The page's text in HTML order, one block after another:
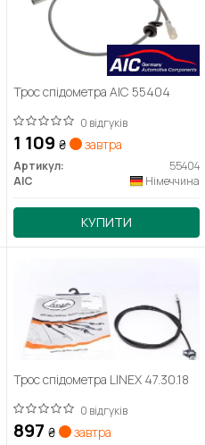
Трос спідометра AIC 55404
0 відгуків
1 109 ₴ завтра
Артикул:
55404
AIC
Німеччина
КУПИТИ
Трос спідометра LINEX 47.30.18
0 відгуків
897 ₴ завтра